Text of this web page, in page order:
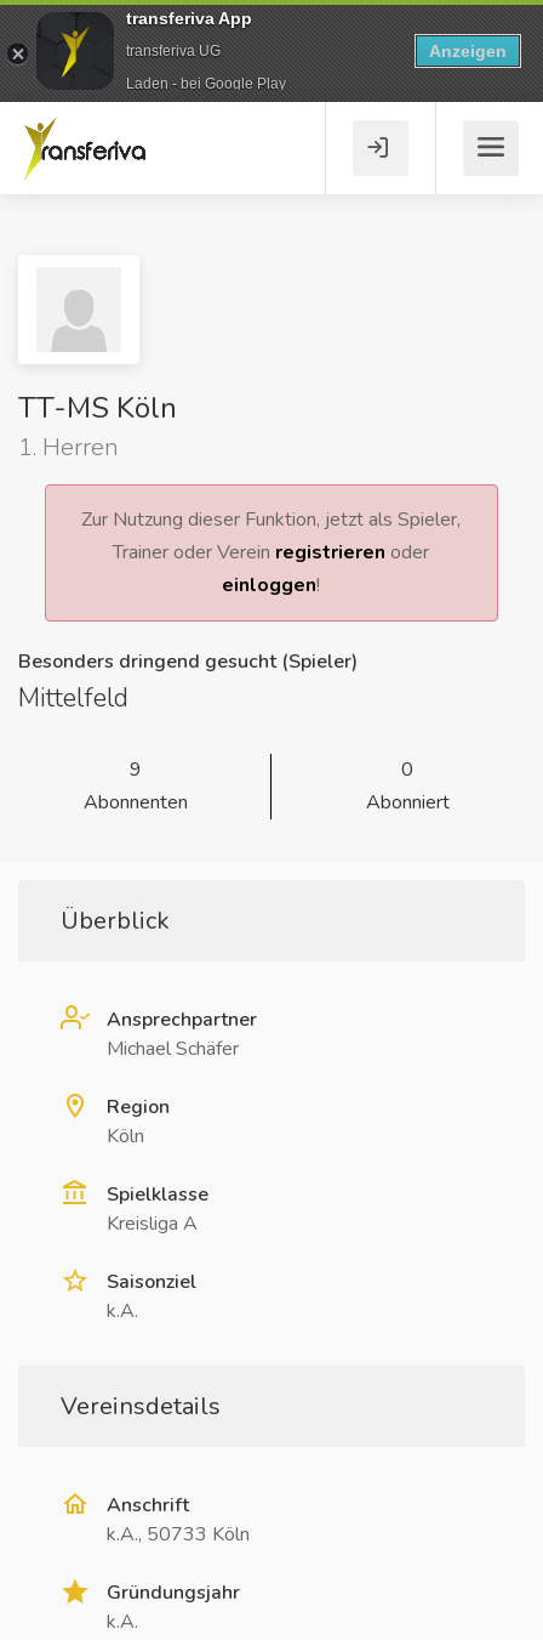
TT-MS Köln
1. Herren
Zur Nutzung dieser Funktion, jetzt als Spieler,
Trainer oder Verein registrieren oder
einloggen!
Besonders dringend gesucht (Spieler)
Mittelfeld
9
Abonnenten
0
Abonniert
Überblick
Ansprechpartner
Michael Schäfer
Region
Köln
Spielklasse
Kreisliga A
Saisonziel
k.A.
Vereinsdetails
Anschrift
k.A., 50733 Köln
Gründungsjahr
k.A.
transferiva App
transferiva UG
Laden - bei Google Play
Anzeigen